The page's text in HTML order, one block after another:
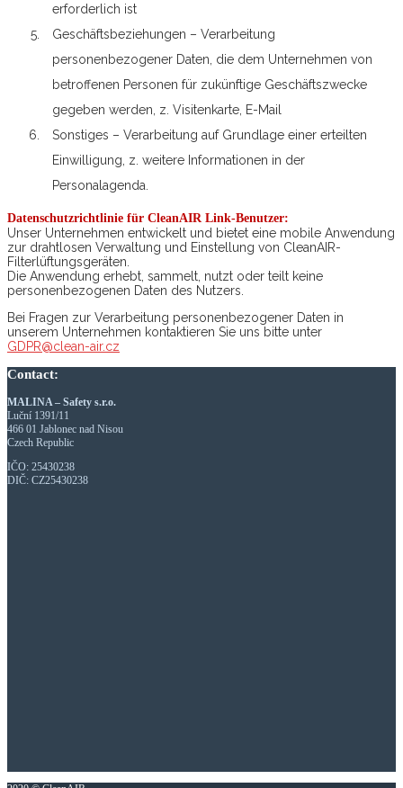
erforderlich ist
Geschäftsbeziehungen – Verarbeitung
personenbezogener Daten, die dem Unternehmen von
betroffenen Personen für zukünftige Geschäftszwecke
gegeben werden, z. Visitenkarte, E-Mail
Sonstiges – Verarbeitung auf Grundlage einer erteilten
Einwilligung, z. weitere Informationen in der
Personalagenda.
Datenschutzrichtlinie für CleanAIR Link-Benutzer:
Unser Unternehmen entwickelt und bietet eine mobile Anwendung
zur drahtlosen Verwaltung und Einstellung von CleanAIR-
Filterlüftungsgeräten.
Die Anwendung erhebt, sammelt, nutzt oder teilt keine
personenbezogenen Daten des Nutzers.
Bei Fragen zur Verarbeitung personenbezogener Daten in
unserem Unternehmen kontaktieren Sie uns bitte unter
GDPR@clean-air.cz
Contact:
MALINA – Safety s.r.o.
Luční 1391/11
466 01 Jablonec nad Nisou
Czech Republic
IČO: 25430238
DIČ: CZ25430238